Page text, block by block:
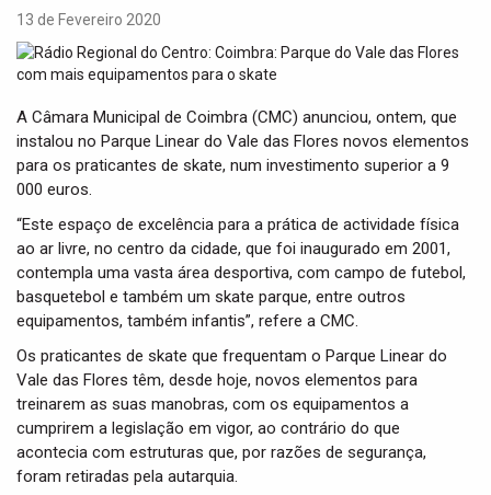
i
13 de Fevereiro 2020
A Câmara Municipal de Coimbra (CMC) anunciou, ontem, que
instalou no Parque Linear do Vale das Flores novos elementos
para os praticantes de skate, num investimento superior a 9
000 euros.
“Este espaço de excelência para a prática de actividade física
ao ar livre, no centro da cidade, que foi inaugurado em 2001,
contempla uma vasta área desportiva, com campo de futebol,
basquetebol e também um skate parque, entre outros
equipamentos, também infantis”, refere a CMC.
Os praticantes de skate que frequentam o Parque Linear do
Vale das Flores têm, desde hoje, novos elementos para
treinarem as suas manobras, com os equipamentos a
cumprirem a legislação em vigor, ao contrário do que
acontecia com estruturas que, por razões de segurança,
foram retiradas pela autarquia.